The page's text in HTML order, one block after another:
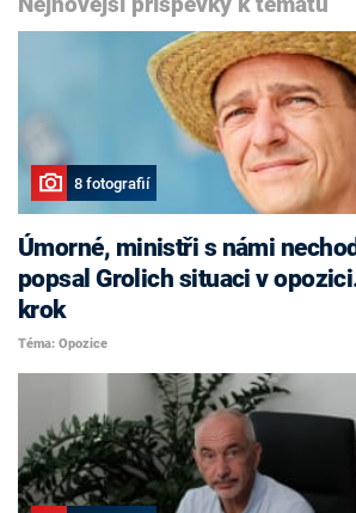
8 fotografií
Úmorné, ministři s námi
popsal Grolich situaci v
krok
Téma: Opozice